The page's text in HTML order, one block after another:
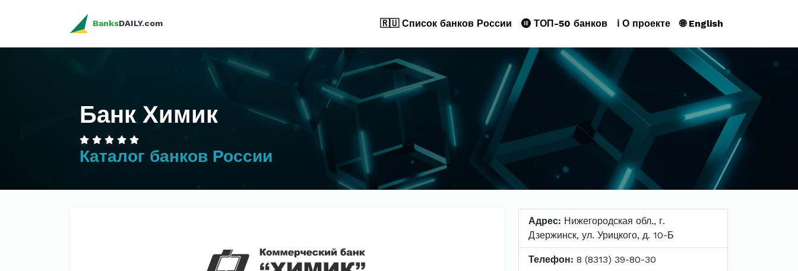
BanksDAILY.com 🇷🇺 Список банков России ТОП-50 банков ℹ️ О проекте 🌐 English
Банк Химик
Каталог банков России
Адрес: Нижегородская обл., г.
Дзержинск, ул. Урицкого, д. 10-Б
Телефон: 8 (8313) 39-80-30